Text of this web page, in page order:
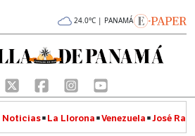
24.0°C | PANAMÁ
Noticias La Llorona Venezuela José